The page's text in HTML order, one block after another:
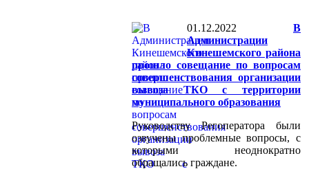
01.12.2022
В
Администрации
Кинешемского района
прошло совещание по вопросам
совершенствования организации
вывоза ТКО с территории
муниципального образования
Руководству Регоператора были
озвучены проблемные вопросы, с
которыми неоднократно
обращались граждане.